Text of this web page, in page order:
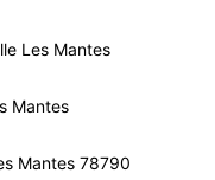
Les Mantes
Mantes
Mantes 78790